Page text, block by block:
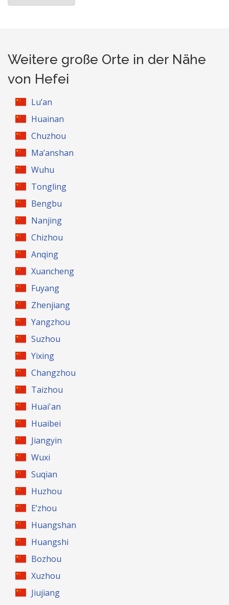
Weitere große Orte in der Nähe
von Hefei
Lu’an
Huainan
Chuzhou
Ma’anshan
Wuhu
Tongling
Bengbu
Nanjing
Chizhou
Anqing
Xuancheng
Fuyang
Zhenjiang
Yangzhou
Suzhou
Yixing
Changzhou
Taizhou
Huai'an
Huaibei
Jiangyin
Wuxi
Suqian
Huzhou
E’zhou
Huangshan
Huangshi
Bozhou
Xuzhou
Jiujiang